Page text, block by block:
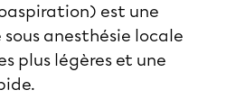
est une
anesthésie locale
plus légères et une